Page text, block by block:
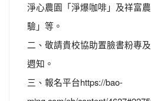
淨心農園「淨爆咖啡」及祥富
驗」等。
二、敬請貴校協助置臉書粉專
週知。
三、報名平台https://bao-